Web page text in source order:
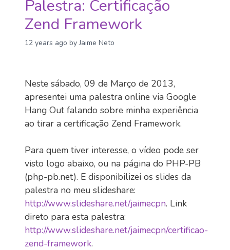
Palestra: Certificação
Zend Framework
12 years ago by Jaime Neto
Neste sábado, 09 de Março de 2013,
apresentei uma palestra online via Google
Hang Out falando sobre minha experiência
ao tirar a certificação Zend Framework.
Para quem tiver interesse, o vídeo pode ser
visto logo abaixo, ou na página do PHP-PB
(php-pb.net). E disponibilizei os slides da
palestra no meu slideshare:
http://www.slideshare.net/jaimecpn. Link
direto para esta palestra:
http://www.slideshare.net/jaimecpn/certificao-
zend-framework.